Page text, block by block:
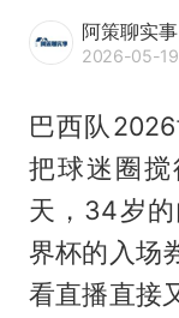
阿策聊实事
2026-05-
巴西队
把球迷圈
天，34岁
界杯的入场
看直播直接